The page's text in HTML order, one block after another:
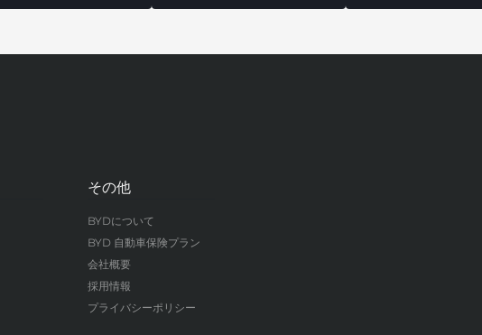
その他
BYDについて
BYD 自動車保険プラン
会社概要
採用情報
プライバシーポリシー